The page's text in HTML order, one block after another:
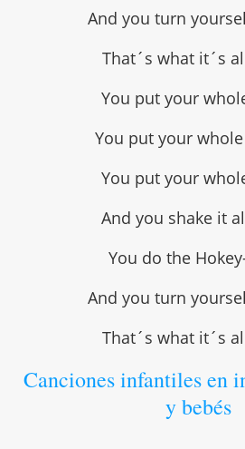
And you turn
That´s what it´s
You put your
You put your
You put your
And you shake it
You do the
And you turn
That´s what it´s
Canciones infantiles en
y bebés